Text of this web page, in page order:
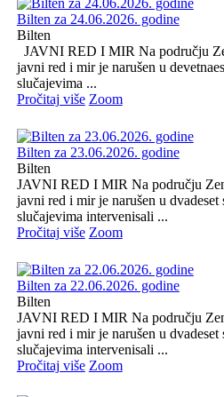
Bilten za 24.06.2026. godine
Bilten
JAVNI RED I MIR Na području
javni red i mir je narušen u
slučajevima ...
Pročitaj više Zoom
Bilten za 23.06.2026. godine
Bilten
JAVNI RED I MIR Na području
javni red i mir je narušen u
slučajevima intervenisali ...
Pročitaj više Zoom
Bilten za 22.06.2026. godine
Bilten
JAVNI RED I MIR Na području
javni red i mir je narušen u
slučajevima intervenisali ...
Pročitaj više Zoom